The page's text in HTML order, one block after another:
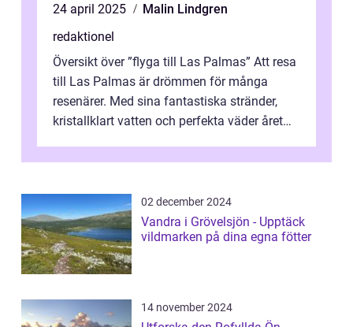
24 april 2025
Malin Lindgren
redaktionel
Översikt över ”flyga till Las Palmas” Att resa
till Las Palmas är drömmen för många
resenärer. Med sina fantastiska stränder,
kristallklart vatten och perfekta väder året
02 december 2024
Vandra i Grövelsjön - Upptäck
vildmarken på dina egna fötter
14 november 2024